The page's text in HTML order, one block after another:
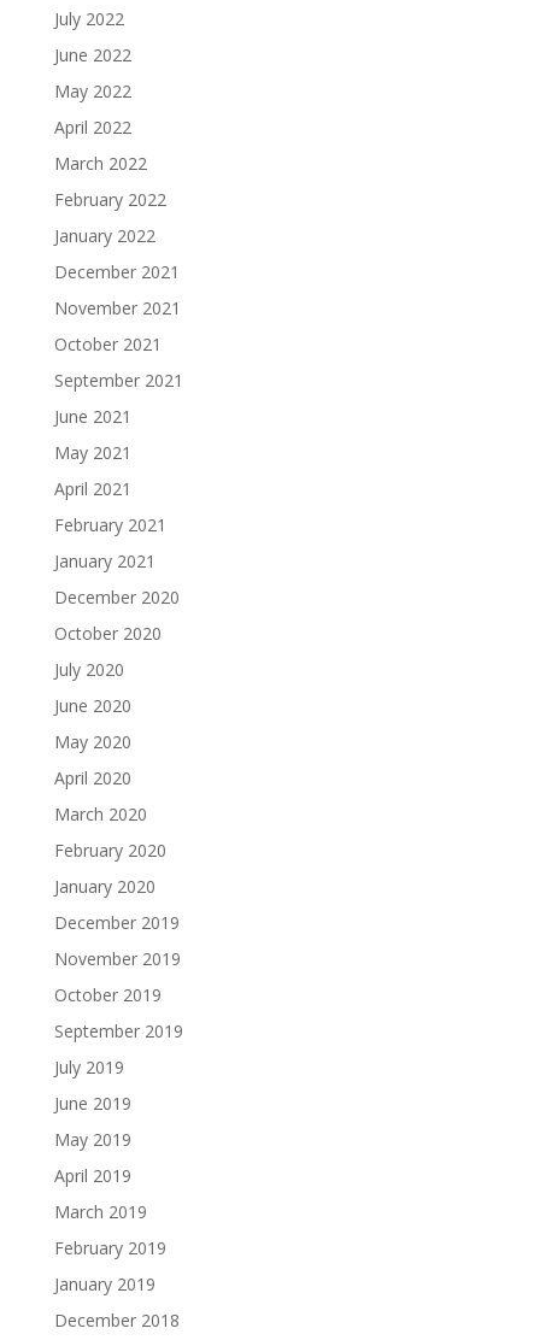
July 2022
June 2022
May 2022
April 2022
March 2022
February 2022
January 2022
December 2021
November 2021
October 2021
September 2021
June 2021
May 2021
April 2021
February 2021
January 2021
December 2020
October 2020
July 2020
June 2020
May 2020
April 2020
March 2020
February 2020
January 2020
December 2019
November 2019
October 2019
September 2019
July 2019
June 2019
May 2019
April 2019
March 2019
February 2019
January 2019
December 2018